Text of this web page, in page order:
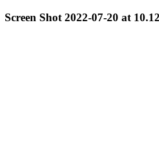
Screen Shot 2022-07-20 at